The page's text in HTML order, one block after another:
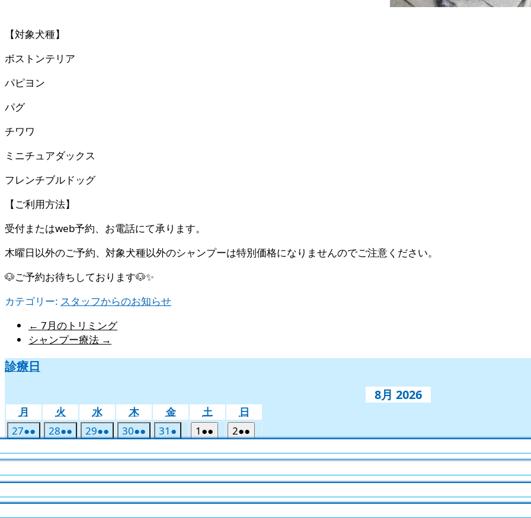
【対象犬種】
ボストンテリア
パピヨン
パグ
チワワ
ミニチュアダックス
フレンチブルドッグ
【ご利用方法】
受付またはweb予約、お電話にて承ります。
木曜日以外のご予約、対象犬種以外のシャンプーは特別価格になりませんのでご注意ください。
🐶ご予約お待ちしております🐶✨
カテゴリー: スタッフからのお知らせ
← 7月のトリミング
シャンプー療法 →
診療日
8月 2026
月
曜
日
火
曜
日
水水
曜
日
木木
曜
日
金金
曜
日
土土
曜
日
日
曜
日
272026
年
7
月
27
日
●●
件
の
イ
ベ
ン
ト)
27日
282026
年
7
月
28
日
●●
件
の
イ
ベ
ン
ト)
28日
292026
年
7
月
29
日
●●
件
の
イ
ベ
ン
ト)
29日
302026
年
7
月
30
日
●●
件
の
イ
ベ
ン
ト)
30日
31 2026
年
7
月
31
日
●
件
の
イ
ベ
ン
ト)
31日
1 2026
年
8
月
1
日
●●
件
の
イ
ベ
ン
ト)
1日
22026
年
8
月
2
日
●●
件
の
イ
ベ
ン
ト)
2日
32026
年
8
月
3
●●(2
件
の
イ
ベ
–12:00 PM
42026
年
8
月
4
●●(2
件
の
イ
ベ
–12:00 PM
52026
年
8
月
5
●●(2
件
の
イ
ベ
–12:00 PM
62026
年
8
月
6
●●(2
件
の
イ
ベ
–12:00 PM
72026
年
8
月
7
●●(2
件
の
イ
ベ
–12:00 PM
82026
年
8
8
●●(2
件
の
ベ
92026
年
8
月
9
●●(2
件
の
イ
ベ
–12:00 PM
102026
年
8
●●(2
件
の
112026
年
8
122026
年
8
●●(2
件
の
132026
年
8
●●(2
件
の
142026
年
8
●(1
件
の
152026
年
8
●●(2
件
の
162026
年
8
●●(2
件
の
172026
年
●●(2
件
182026
年
●(1
件
192026
年
●●(2
件
202026
年
●●(2
件
212026
年
●●(2
件
222026
年
●●(2
件
232026
年
●●(2
件